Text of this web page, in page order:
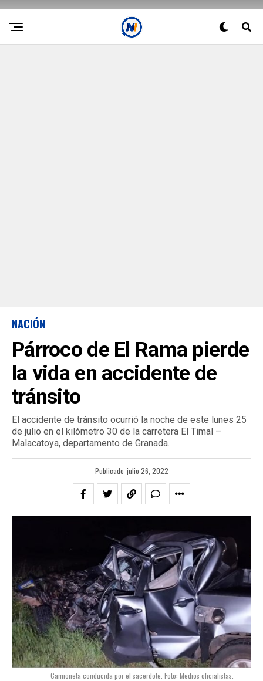
NACIÓN
Párroco de El Rama pierde
la vida en accidente de
tránsito
El accidente de tránsito ocurrió la noche de este lunes 25
de julio en el kilómetro 30 de la carretera El Timal –
Malacatoya, departamento de Granada.
Publicado julio 26, 2022
Camioneta conducida por el sacerdote. Foto: Medios oficialistas.